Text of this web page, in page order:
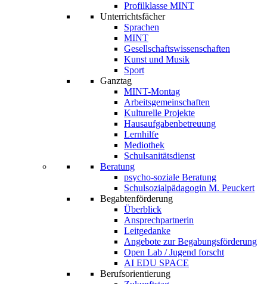
Profilklasse MINT
Unterrichtsfächer
Sprachen
MINT
Gesellschaftswissenschaften
Kunst und Musik
Sport
Ganztag
MINT-Montag
Arbeitsgemeinschaften
Kulturelle Projekte
Hausaufgabenbetreuung
Lernhilfe
Mediothek
Schulsanitätsdienst
Beratung
psycho-soziale Beratung
Schulsozialpädagogin M. Peuckert
Begabtenförderung
Überblick
Ansprechpartnerin
Leitgedanke
Angebote zur Begabungsförderung
Open Lab / Jugend forscht
AI EDU SPACE
Berufsorientierung